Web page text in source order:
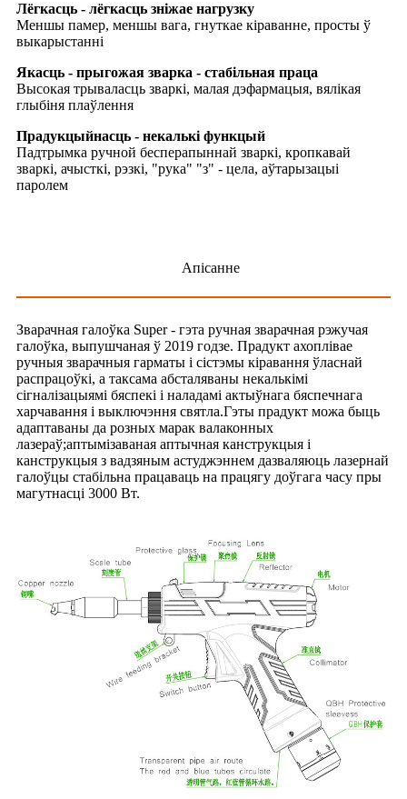
Лёгкасць - лёгкасць зніжае нагрузку
Меншы памер, меншы вага, гнуткае кіраванне, просты ў
выкарыстанні
Якасць - прыгожая зварка - стабільная праца
Высокая трываласць зваркі, малая дэфармацыя, вялікая
глыбіня плаўлення
Прадукцыйнасць - некалькі функцый
Падтрымка ручной бесперапыннай зваркі, кропкавай
зваркі, ачысткі, рэзкі, "рука" "з" - цела, аўтарызацыі
паролем
Апісанне
Зварачная галоўка Super - гэта ручная зварачная рэжучая
галоўка, выпушчаная ў 2019 годзе. Прадукт ахоплівае
ручныя зварачныя гарматы і сістэмы кіравання ўласнай
распрацоўкі, а таксама абсталяваны некалькімі
сігналізацыямі бяспекі і наладамі актыўнага бяспечнага
харчавання і выключэння святла.Гэты прадукт можа быць
адаптаваны да розных марак валаконных
лазераў;аптымізаваная аптычная канструкцыя і
канструкцыя з вадзяным астуджэннем дазваляюць лазернай
галоўцы стабільна працаваць на працягу доўгага часу пры
магутнасці 3000 Вт.